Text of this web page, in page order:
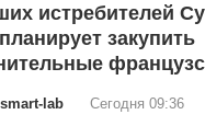
истребителей
закупить
smart-lab Сегодня 09:36